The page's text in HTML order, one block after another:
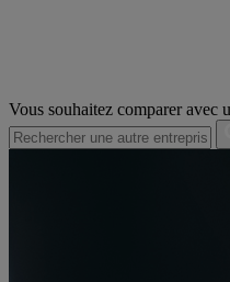
Vous souhaitez comparer avec